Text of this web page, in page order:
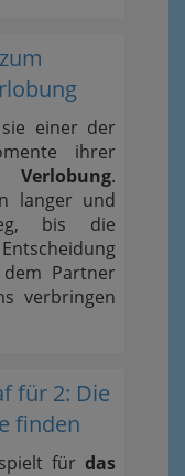
einer der
ihrer
Verlobung.
langer und
bis die
Partner
verbringen
für 2: Die
finden
spielt für das